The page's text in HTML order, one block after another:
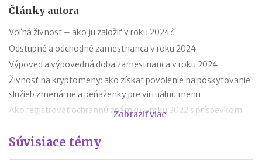
Články autora
Voľná živnosť – ako ju založiť v roku 2024?
Odstupné a odchodné zamestnanca v roku 2024
Výpoveď a výpovedná doba zamestnanca v roku 2024
Živnosť na kryptomeny: ako získať povolenie na poskytovanie
služieb zmenárne a peňaženky pre virtuálnu menu
Ako registrovať ochrannú známku v roku 2022 s príspevkom
Ako registrovať ochrannú známku v roku 2021 s príspevkom od
Zobraziť viac
Súvisiace témy